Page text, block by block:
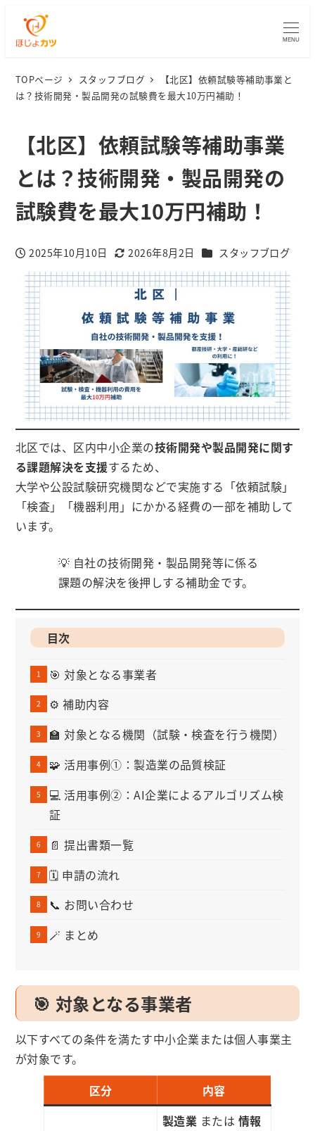
MENU
TOPページ スタッフブログ
【北区】依頼試験等補助事業と
は？技術開発・製品開発の試験費を最大10万円補助！
【北区】依頼試験等補助事業
とは？技術開発・製品開発の
試験費を最大10万円補助！
投稿日
2025年10月10日
更新日
2026年8月2日 カテゴリー
スタッフブログ
北区では、区内中小企業の技術開発や製品開発に関す
る課題解決を支援するため、
大学や公設試験研究機関などで実施する「依頼試験」
「検査」「機器利用」にかかる経費の一部を補助して
います。
💡 自社の技術開発・製品開発等に係る
課題の解決を後押しする補助金です。
目次
🎯 対象となる事業者
⚙️ 補助内容
🏫 対象となる機関（試験・検査を行う機関）
🧩 活用事例①：製造業の品質検証
💻 活用事例②：AI企業によるアルゴリズム検
証
📄 提出書類一覧
🗓️ 申請の流れ
📞 お問い合わせ
🪄 まとめ
🎯 対象となる事業者
以下すべての条件を満たす中小企業または個人事業主
が対象です。
区分
内容
製造業 または 情報